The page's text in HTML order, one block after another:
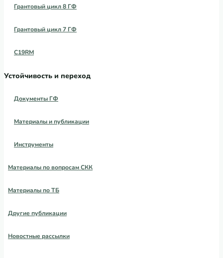
Грантовый цикл 8 ГФ
Грантовый цикл 7 ГФ
C19RM
Устойчивость и переход
Документы ГФ
Материалы и публикации
Инструменты
Материалы по вопросам СКК
Материалы по ТБ
Другие публикации
Новостные рассылки